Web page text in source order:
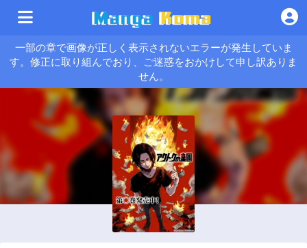
一部の章で画像が正しく表示されないエラーが発生していま
す。修正に取り組んでおり、ご迷惑をおかけして申し訳ありま
せん。